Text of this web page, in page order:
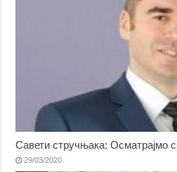
Савети стручњака: Осматрајмо
29/03/2020